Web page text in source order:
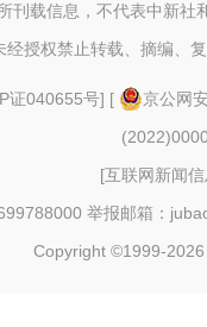
刊载信息，不代表中新社
经授权禁止转载、摘编、
证040655号] [
京公网
[互联网新闻
举报邮箱：
Copyright ©1999-